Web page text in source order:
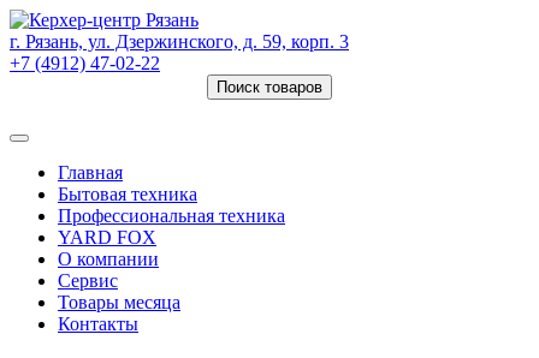
г. Рязань, ул. Дзержинского, д. 59, корп. 3
+7 (4912) 47-02-22
Поиск товаров
Главная
Бытовая техника
Профессиональная техника
YARD FOX
О компании
Сервис
Товары месяца
Контакты